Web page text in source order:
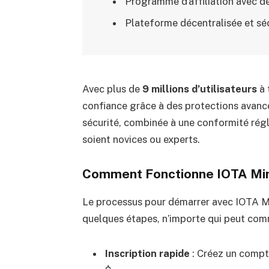
Plateforme décentralisée et
Avec plus de 9 millions d’utilisateursà
confiance grâce à des protections
sécurité, combinée à une conformité
soient novices ou experts.
Comment Fonctionne IOTA
Le processus pour démarrer avec IOTA
quelques étapes, n’importe qui peut
Inscription rapide : Créez un